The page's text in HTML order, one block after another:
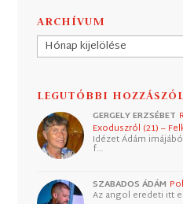
ARCHÍVUM
Archívum
LEGUTÓBBI
GERGELY ERZSÉBET
Exoduszról (21) –
Idézet Ádám
f…
SZABADOS ÁDÁM
Az angol eredeti itt